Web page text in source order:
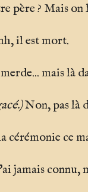
père ? Mais
il est mort.
mais là
Non, pas là
cérémonie ce
jamais connu,